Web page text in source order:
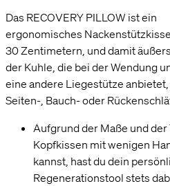
Das RECOVERY PILLOW ist ein
ergonomisches
30 Zentimetern, und damit
der Kuhle, die bei der Wendung
eine andere Liegestütze
Seiten-, Bauch- oder
Aufgrund der Maße und der
Kopfkissen mit wenigen
kannst, hast du dein
Regenerationstool stets